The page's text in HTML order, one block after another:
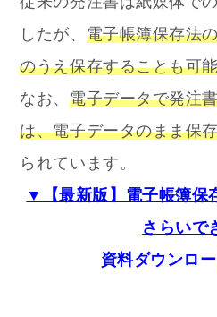
したが、 電子帳簿保存法
のうえ保存することも可
なお、電子データで発注
は、電子データのまま保
られています。
▼【最新版】電子帳簿保
さらいで
資料ダウンロ